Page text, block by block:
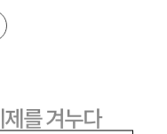
를 겨누다